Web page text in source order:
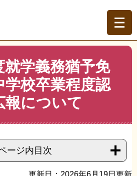
がす >市政情報 >市の教育 >
度就学義務猶予免除者等の中学校
について
就学義務猶予免
学校卒業程度認
報について
ージ内目次
更新日：2026年6月19日更新